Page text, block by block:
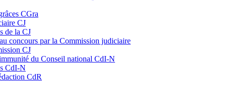
CGra
CJ
de la CJ
concours par la Commission judiciaire
CJ
du Conseil national CdI-N
CdI-N
CdR